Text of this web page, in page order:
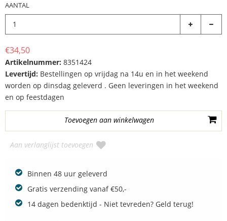
AANTAL
€34,50
Artikelnummer: 8351424
Levertijd: Bestellingen op vrijdag na 14u en in het weekend
worden op dinsdag geleverd . Geen leveringen in het weekend
en op feestdagen
Aan verlanglijst toevoegen
Binnen 48 uur geleverd
Gratis verzending vanaf €50,-
14 dagen bedenktijd - Niet tevreden? Geld terug!